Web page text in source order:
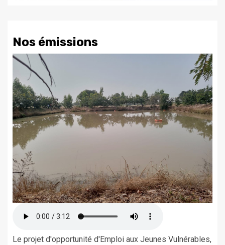
Nos émissions
Le projet d'opportunité d'Emploi aux Jeunes Vulnérables,